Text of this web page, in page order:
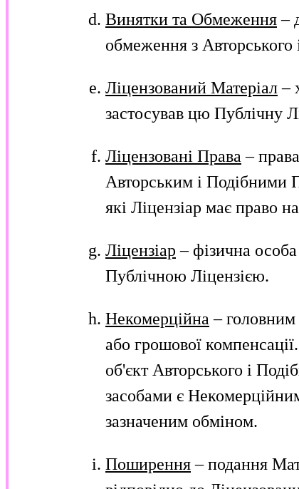
Винятки та Обмеження–
обмеження з Авторського
Ліцензований Матеріал–
застосував цю Публічну
Ліцензовані Права –
Авторським і Подібними
які Ліцензіар має право
Ліцензіар – фізична
Публічною Ліцензією.
Некомерційна – головним
або грошової
об'єкт Авторського і
засобами є
зазначеним обміном.
Поширення– подання